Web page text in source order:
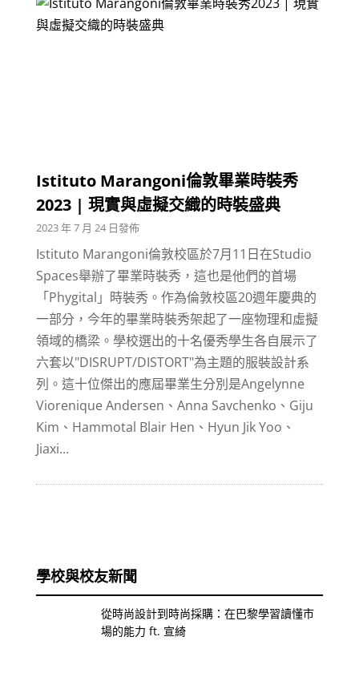
Istituto Marangoni倫敦畢業時裝秀
2023 | 現實與虛擬交織的時裝盛典
2023 年 7 月 24 日發佈
Istituto Marangoni倫敦校區於7月11日在Studio
Spaces舉辦了畢業時裝秀，這也是他們的首場
「Phygital」時裝秀。作為倫敦校區20週年慶典的
一部分，今年的畢業時裝秀架起了一座物理和虛擬
領域的橋梁。學校選出的十名優秀學生各自展示了
六套以"DISRUPT/DISTORT"為主題的服裝設計系
列。這十位傑出的應屆畢業生分別是Angelynne
Viorenique Andersen、Anna Savchenko、Giju
Kim、Hammotal Blair Hen、Hyun Jik Yoo、
Jiaxi...
學校與校友新聞
從時尚設計到時尚採購：在巴黎學習讀懂市
場的能力 ft. 宣綺